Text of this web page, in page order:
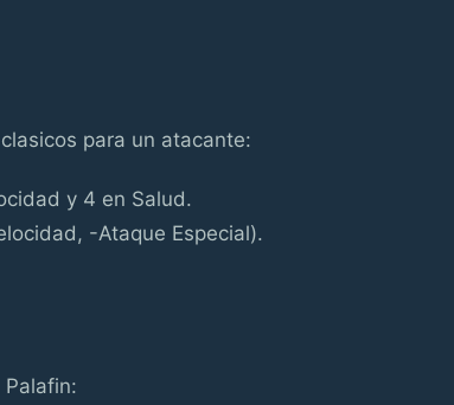
para un atacante:
y 4 en Salud.
-Ataque Especial).